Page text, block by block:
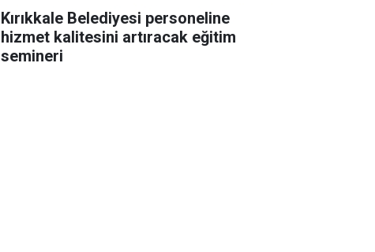
Kırıkkale Belediyesi personeline
hizmet kalitesini artıracak eğitim
semineri